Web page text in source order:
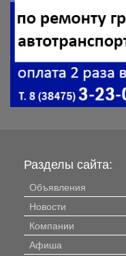
Разделы сайта:
Объявления
Новости
Компании
Афиша